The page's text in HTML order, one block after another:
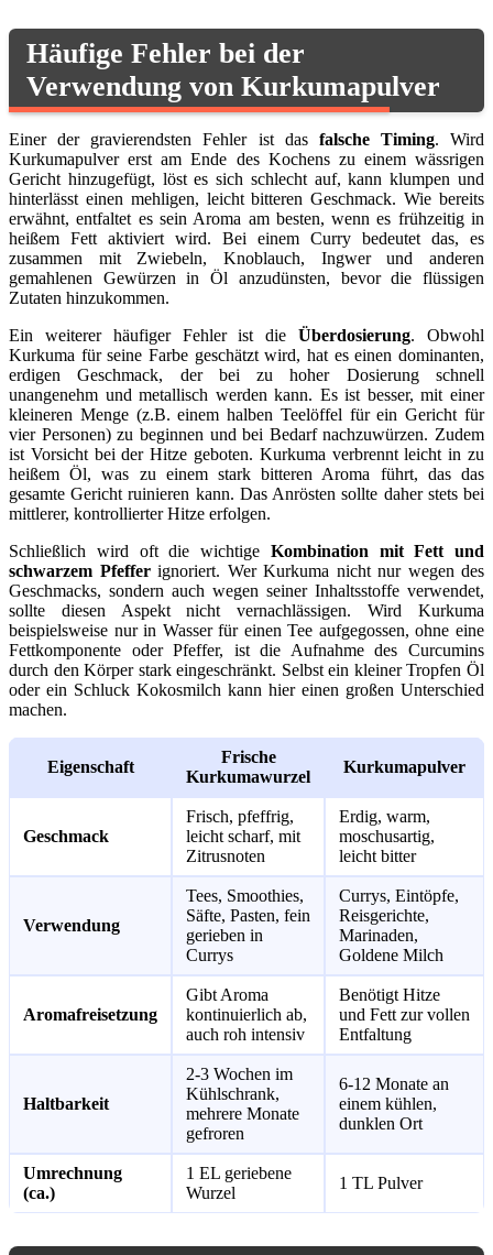
Häufige Fehler bei der
Verwendung von Kurkumapulver
Einer der gravierendsten Fehler ist das falsche Timing. Wird
Kurkumapulver erst am Ende des Kochens zu einem wässrigen
Gericht hinzugefügt, löst es sich schlecht auf, kann klumpen und
hinterlässt einen mehligen, leicht bitteren Geschmack. Wie bereits
erwähnt, entfaltet es sein Aroma am besten, wenn es frühzeitig in
heißem Fett aktiviert wird. Bei einem Curry bedeutet das, es
zusammen mit Zwiebeln, Knoblauch, Ingwer und anderen
gemahlenen Gewürzen in Öl anzudünsten, bevor die flüssigen
Zutaten hinzukommen.
Ein weiterer häufiger Fehler ist dieÜberdosierung. Obwohl
Kurkuma für seine Farbe geschätzt wird, hat es einen dominanten,
erdigen Geschmack, der bei zu hoher Dosierung schnell
unangenehm und metallisch werden kann. Es ist besser, mit einer
kleineren Menge (z.B. einem halben Teelöffel für ein Gericht für
vier Personen) zu beginnen und bei Bedarf nachzuwürzen. Zudem
ist Vorsicht bei der Hitze geboten. Kurkuma verbrennt leicht in zu
heißem Öl, was zu einem stark bitteren Aroma führt, das das
gesamte Gericht ruinieren kann. Das Anrösten sollte daher stets bei
mittlerer, kontrollierter Hitze erfolgen.
Schließlich wird oft die wichtige Kombination mit Fett und
schwarzem Pfefferignoriert. Wer Kurkuma nicht nur wegen des
Geschmacks, sondern auch wegen seiner Inhaltsstoffe verwendet,
sollte diesen Aspekt nicht vernachlässigen. Wird Kurkuma
beispielsweise nur in Wasser für einen Tee aufgegossen, ohne eine
Fettkomponente oder Pfeffer, ist die Aufnahme des Curcumins
durch den Körper stark eingeschränkt. Selbst ein kleiner Tropfen Öl
oder ein Schluck Kokosmilch kann hier einen großen Unterschied
machen.
Eigenschaft
Frische
Kurkumawurzel
Kurkumapulver
Geschmack
Frisch, pfeffrig,
leicht scharf, mit
Zitrusnoten
Erdig, warm,
moschusartig,
leicht bitter
Verwendung
Tees, Smoothies,
Säfte, Pasten, fein
gerieben in
Currys
Currys, Eintöpfe,
Reisgerichte,
Marinaden,
Goldene Milch
Aromafreisetzung
Gibt Aroma
kontinuierlich ab,
auch roh intensiv
Benötigt Hitze
und Fett zur vollen
Entfaltung
Haltbarkeit
2-3 Wochen im
Kühlschrank,
mehrere Monate
gefroren
6-12 Monate an
einem kühlen,
dunklen Ort
Umrechnung
(ca.)
1 EL geriebene
Wurzel
1 TL Pulver